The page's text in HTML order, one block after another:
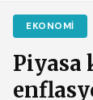
EKONOMI
Piyasa